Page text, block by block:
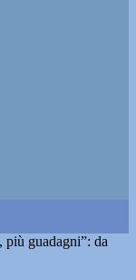
guadagni”: da